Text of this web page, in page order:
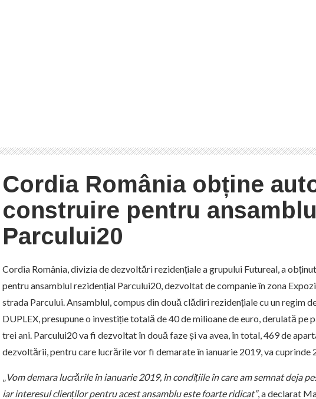
Cordia România obține
construire pentru ansamblul
Parcului20
Cordia România, divizia de dezvoltări rezidențiale a grupului Futureal, a
pentru ansamblul rezidențial Parcului20, dezvoltat de companie în zona
strada Parcului. Ansamblul, compus din două clădiri rezidențiale cu un regim
DUPLEX, presupune o investiție totală de 40 de milioane de euro, derulată pe
trei ani. Parcului20 va fi dezvoltat în două faze și va avea, în total, 469 de
dezvoltării, pentru care lucrările vor fi demarate în ianuarie 2019, va cuprinde
Vomdemara lucrările în ianuarie 2019, în condițiile în care am semnat deja
iar interesul clienților pentru acest ansamblu este foarte ridicat”, a declarat